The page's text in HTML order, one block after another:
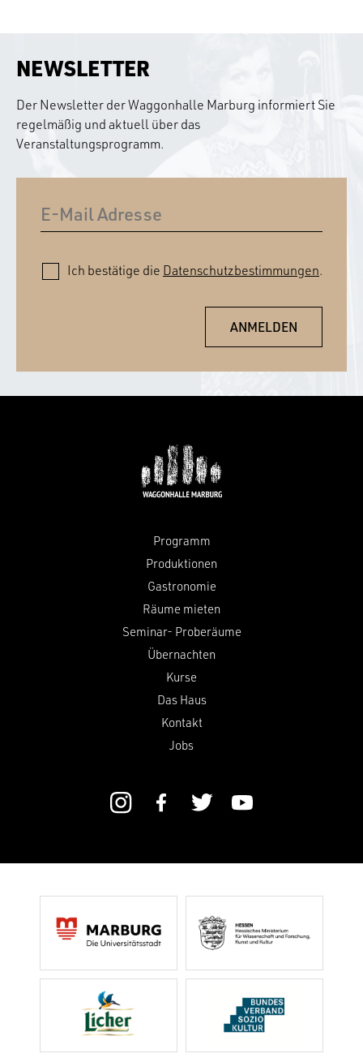
NEWSLETTER
Der Newsletter der Waggonhalle Marburg informiert Sie
regelmäßig und aktuell über das
Veranstaltungsprogramm.
Ich bestätige die Datenschutzbestimmungen.
Programm
Produktionen
Gastronomie
Räume mieten
Seminar- Proberäume
Übernachten
Kurse
Das Haus
Kontakt
Jobs